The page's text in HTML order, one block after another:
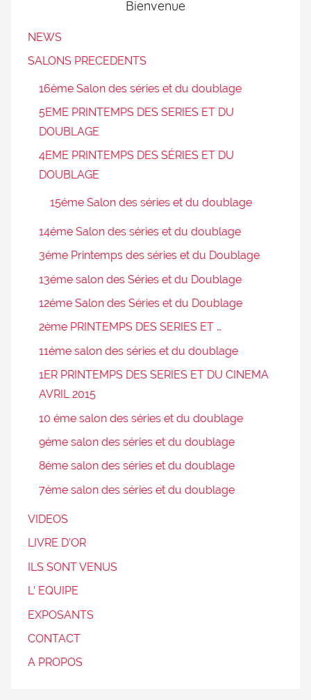
Bienvenue
NEWS
SALONS PRECEDENTS
16ème Salon des séries et du doublage
5EME PRINTEMPS DES SERIES ET DU
DOUBLAGE
4EME PRINTEMPS DES SÉRIES ET DU
DOUBLAGE
15éme Salon des séries et du doublage
14éme Salon des séries et du doublage
3éme Printemps des séries et du Doublage
13éme salon des Séries et du Doublage
12éme Salon des Séries et du Doublage
2ème PRINTEMPS DES SERIES ET …
11éme salon des séries et du doublage
1ER PRINTEMPS DES SERIES ET DU CINEMA
AVRIL 2015
10 éme salon des séries et du doublage
9éme salon des séries et du doublage
8éme salon des séries et du doublage
7éme salon des séries et du doublage
VIDEOS
LIVRE D’OR
ILS SONT VENUS
L’ EQUIPE
EXPOSANTS
CONTACT
A PROPOS